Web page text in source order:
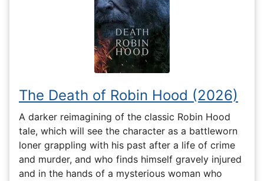
The Death of Robin Hood (2026)
A darker reimagining of the classic Robin Hood
tale, which will see the character as a battleworn
loner grappling with his past after a life of crime
and murder, and who finds himself gravely injured
and in the hands of a mysterious woman who